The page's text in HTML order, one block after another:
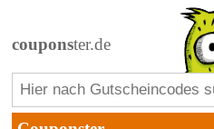
couponster.de